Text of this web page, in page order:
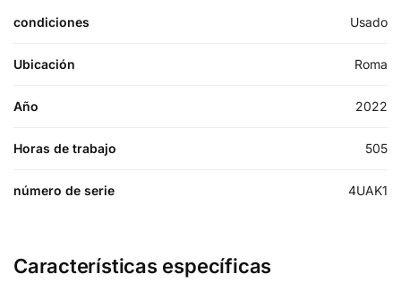
condiciones Usado
Ubicación Roma
Año 2022
Horas de trabajo 505
número de serie 4UAK1
Características específicas